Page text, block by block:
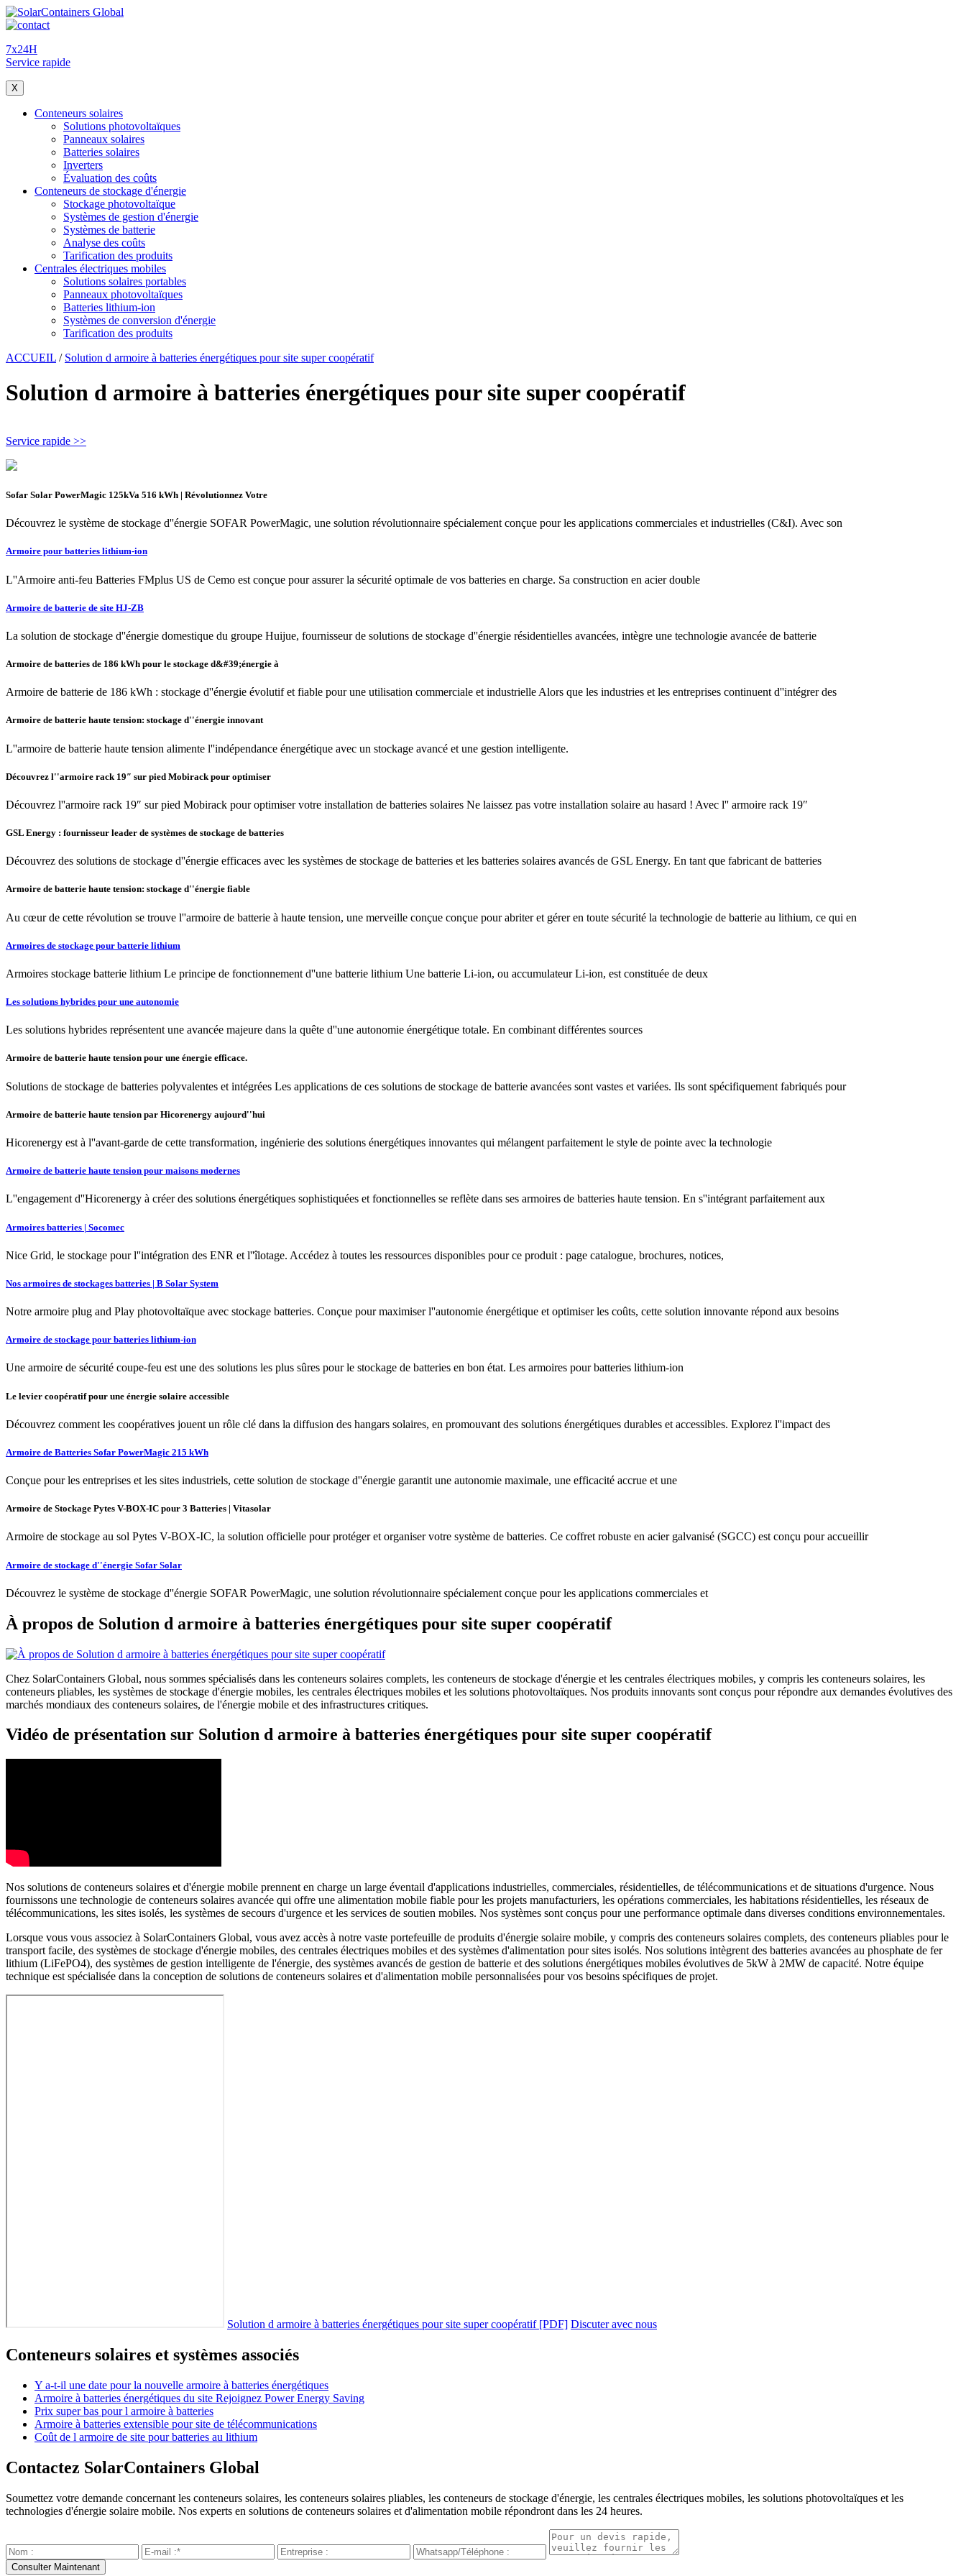
7x24H
Service rapide
X
Conteneurs solaires
Solutions photovoltaïques
Panneaux solaires
Batteries solaires
Inverters
Évaluation des coûts
Conteneurs de stockage d'énergie
Stockage photovoltaïque
Systèmes de gestion d'énergie
Systèmes de batterie
Analyse des coûts
Tarification des produits
Centrales électriques mobiles
Solutions solaires portables
Panneaux photovoltaïques
Batteries lithium-ion
Systèmes de conversion d'énergie
Tarification des produits
ACCUEIL / Solution d armoire à batteries énergétiques pour site super coopératif
Solution d armoire à batteries énergétiques pour site super coopératif
Service rapide >>
Sofar Solar PowerMagic 125kVa 516 kWh | Révolutionnez Votre
Découvrez le système de stockage d''énergie SOFAR PowerMagic, une solution révolutionnaire spécialement conçue pour les applications commerciales et industrielles (C&I). Avec son
Armoire pour batteries lithium-ion
L''Armoire anti-feu Batteries FMplus US de Cemo est conçue pour assurer la sécurité optimale de vos batteries en charge. Sa construction en acier double
Armoire de batterie de site HJ-ZB
La solution de stockage d''énergie domestique du groupe Huijue, fournisseur de solutions de stockage d''énergie résidentielles avancées, intègre une technologie avancée de batterie
Armoire de batteries de 186 kWh pour le stockage d&#39;énergie à
Armoire de batterie de 186 kWh : stockage d''énergie évolutif et fiable pour une utilisation commerciale et industrielle Alors que les industries et les entreprises continuent d''intégrer des
Armoire de batterie haute tension: stockage d''énergie innovant
L''armoire de batterie haute tension alimente l''indépendance énergétique avec un stockage avancé et une gestion intelligente.
Découvrez l''armoire rack 19″ sur pied Mobirack pour optimiser
Découvrez l''armoire rack 19″ sur pied Mobirack pour optimiser votre installation de batteries solaires Ne laissez pas votre installation solaire au hasard ! Avec l'' armoire rack 19″
GSL Energy : fournisseur leader de systèmes de stockage de batteries
Découvrez des solutions de stockage d''énergie efficaces avec les systèmes de stockage de batteries et les batteries solaires avancés de GSL Energy. En tant que fabricant de batteries
Armoire de batterie haute tension: stockage d''énergie fiable
Au cœur de cette révolution se trouve l''armoire de batterie à haute tension, une merveille conçue conçue pour abriter et gérer en toute sécurité la technologie de batterie au lithium, ce qui en
Armoires de stockage pour batterie lithium
Armoires stockage batterie lithium Le principe de fonctionnement d''une batterie lithium Une batterie Li-ion, ou accumulateur Li-ion, est constituée de deux
Les solutions hybrides pour une autonomie
Les solutions hybrides représentent une avancée majeure dans la quête d''une autonomie énergétique totale. En combinant différentes sources
Armoire de batterie haute tension pour une énergie efficace.
Solutions de stockage de batteries polyvalentes et intégrées Les applications de ces solutions de stockage de batterie avancées sont vastes et variées. Ils sont spécifiquement fabriqués pour
Armoire de batterie haute tension par Hicorenergy aujourd''hui
Hicorenergy est à l''avant-garde de cette transformation, ingénierie des solutions énergétiques innovantes qui mélangent parfaitement le style de pointe avec la technologie
Armoire de batterie haute tension pour maisons modernes
L''engagement d''Hicorenergy à créer des solutions énergétiques sophistiquées et fonctionnelles se reflète dans ses armoires de batteries haute tension. En s''intégrant parfaitement aux
Armoires batteries | Socomec
Nice Grid, le stockage pour l''intégration des ENR et l''îlotage. Accédez à toutes les ressources disponibles pour ce produit : page catalogue, brochures, notices,
Nos armoires de stockages batteries | B Solar System
Notre armoire plug and Play photovoltaïque avec stockage batteries. Conçue pour maximiser l''autonomie énergétique et optimiser les coûts, cette solution innovante répond aux besoins
Armoire de stockage pour batteries lithium-ion
Une armoire de sécurité coupe-feu est une des solutions les plus sûres pour le stockage de batteries en bon état. Les armoires pour batteries lithium-ion
Le levier coopératif pour une énergie solaire accessible
Découvrez comment les coopératives jouent un rôle clé dans la diffusion des hangars solaires, en promouvant des solutions énergétiques durables et accessibles. Explorez l''impact des
Armoire de Batteries Sofar PowerMagic 215 kWh
Conçue pour les entreprises et les sites industriels, cette solution de stockage d''énergie garantit une autonomie maximale, une efficacité accrue et une
Armoire de Stockage Pytes V-BOX-IC pour 3 Batteries | Vitasolar
Armoire de stockage au sol Pytes V-BOX-IC, la solution officielle pour protéger et organiser votre système de batteries. Ce coffret robuste en acier galvanisé (SGCC) est conçu pour accueillir
Armoire de stockage d''énergie Sofar Solar
Découvrez le système de stockage d''énergie SOFAR PowerMagic, une solution révolutionnaire spécialement conçue pour les applications commerciales et
À propos de Solution d armoire à batteries énergétiques pour site super coopératif
Chez SolarContainers Global, nous sommes spécialisés dans les conteneurs solaires complets, les conteneurs de stockage d'énergie et les centrales électriques mobiles, y compris les conteneurs solaires, les
conteneurs pliables, les systèmes de stockage d'énergie mobiles, les centrales électriques mobiles et les solutions photovoltaïques. Nos produits innovants sont conçus pour répondre aux demandes évolutives des
marchés mondiaux des conteneurs solaires, de l'énergie mobile et des infrastructures critiques.
Vidéo de présentation sur Solution d armoire à batteries énergétiques pour site super coopératif
Nos solutions de conteneurs solaires et d'énergie mobile prennent en charge un large éventail d'applications industrielles, commerciales, résidentielles, de télécommunications et de situations d'urgence. Nous
fournissons une technologie de conteneurs solaires avancée qui offre une alimentation mobile fiable pour les projets manufacturiers, les opérations commerciales, les habitations résidentielles, les réseaux de
télécommunications, les sites isolés, les systèmes de secours d'urgence et les services de soutien mobiles. Nos systèmes sont conçus pour une performance optimale dans diverses conditions environnementales.
Lorsque vous vous associez à SolarContainers Global, vous avez accès à notre vaste portefeuille de produits d'énergie solaire mobile, y compris des conteneurs solaires complets, des conteneurs pliables pour le
transport facile, des systèmes de stockage d'énergie mobiles, des centrales électriques mobiles et des systèmes d'alimentation pour sites isolés. Nos solutions intègrent des batteries avancées au phosphate de fer
lithium (LiFePO4), des systèmes de gestion intelligente de l'énergie, des systèmes avancés de gestion de batterie et des solutions énergétiques mobiles évolutives de 5kW à 2MW de capacité. Notre équipe
technique est spécialisée dans la conception de solutions de conteneurs solaires et d'alimentation mobile personnalisées pour vos besoins spécifiques de projet.
Solution d armoire à batteries énergétiques pour site super coopératif [PDF] Discuter avec nous
Conteneurs solaires et systèmes associés
Y a-t-il une date pour la nouvelle armoire à batteries énergétiques
Armoire à batteries énergétiques du site Rejoignez Power Energy Saving
Prix super bas pour l armoire à batteries
Armoire à batteries extensible pour site de télécommunications
Coût de l armoire de site pour batteries au lithium
Contactez SolarContainers Global
Soumettez votre demande concernant les conteneurs solaires, les conteneurs solaires pliables, les conteneurs de stockage d'énergie, les centrales électriques mobiles, les solutions photovoltaïques et les
technologies d'énergie solaire mobile. Nos experts en solutions de conteneurs solaires et d'alimentation mobile répondront dans les 24 heures.